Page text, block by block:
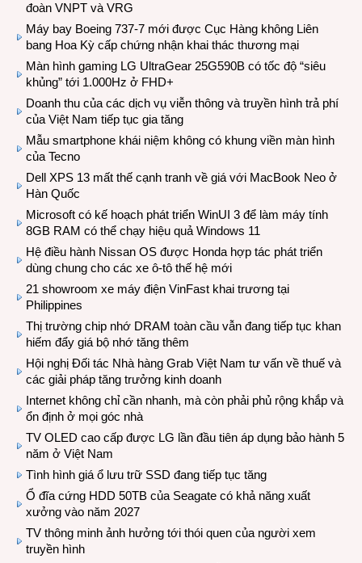
đoàn VNPT và VRG
Máy bay Boeing 737-7 mới được Cục Hàng không Liên
bang Hoa Kỳ cấp chứng nhận khai thác thương mại
Màn hình gaming LG UltraGear 25G590B có tốc độ “siêu
khủng” tới 1.000Hz ở FHD+
Doanh thu của các dịch vụ viễn thông và truyền hình trả phí
của Việt Nam tiếp tục gia tăng
Mẫu smartphone khái niệm không có khung viền màn hình
của Tecno
Dell XPS 13 mất thế cạnh tranh về giá với MacBook Neo ở
Hàn Quốc
Microsoft có kế hoạch phát triển WinUI 3 để làm máy tính
8GB RAM có thể chạy hiệu quả Windows 11
Hệ điều hành Nissan OS được Honda hợp tác phát triển
dùng chung cho các xe ô-tô thế hệ mới
21 showroom xe máy điện VinFast khai trương tại
Philippines
Thị trường chip nhớ DRAM toàn cầu vẫn đang tiếp tục khan
hiếm đẩy giá bộ nhớ tăng thêm
Hội nghị Đối tác Nhà hàng Grab Việt Nam tư vấn về thuế và
các giải pháp tăng trưởng kinh doanh
Internet không chỉ cần nhanh, mà còn phải phủ rộng khắp và
ổn định ở mọi góc nhà
TV OLED cao cấp được LG lần đầu tiên áp dụng bảo hành 5
năm ở Việt Nam
Tình hình giá ổ lưu trữ SSD đang tiếp tục tăng
Ổ đĩa cứng HDD 50TB của Seagate có khả năng xuất
xưởng vào năm 2027
TV thông minh ảnh hưởng tới thói quen của người xem
truyền hình